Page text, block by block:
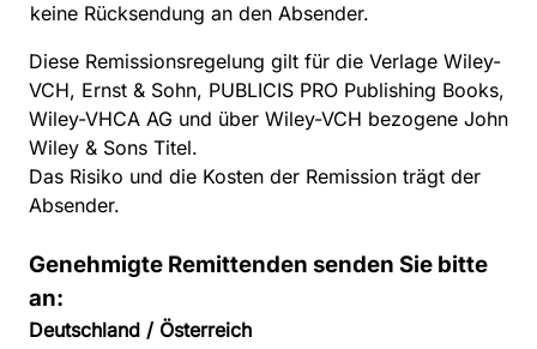
keine Rücksendung an den Absender.
Diese Remissionsregelung gilt für die Verlage Wiley-
VCH, Ernst & Sohn, PUBLICIS PRO Publishing Books,
Wiley-VHCA AG und über Wiley-VCH bezogene John
Wiley & Sons Titel.
Das Risiko und die Kosten der Remission trägt der
Absender.
Genehmigte Remittenden senden Sie bitte
an:
Deutschland / Österreich